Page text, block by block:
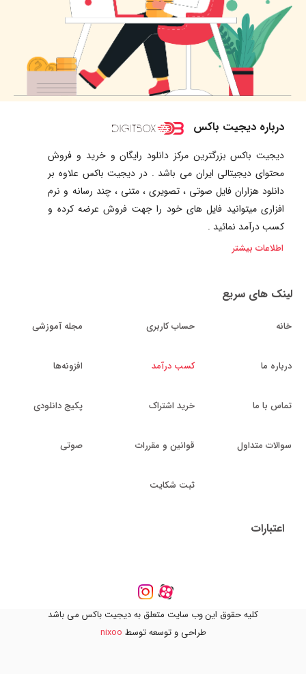
درباره دیجیت باکس
دیجیت باکس بزرگترین مرکز دانلود رایگان و خرید و فروش
محتوای دیجیتالی ایران می باشد . در دیجیت باکس علاوه بر
دانلود هزاران فایل صوتی ، تصویری ، متنی ، چند رسانه و نرم
افزاری میتوانید فایل های خود را جهت فروش عرضه کرده و
کسب درآمد نمائید .
اطلاعات بیشتر
لینک های سریع
خانه
درباره ما
تماس با ما
سوالات متداول
حساب کاربری
کسب درآمد
خرید اشتراک
قوانین و مقررات
ثبت شکایت
مجله آموزشی
افزونه‌ها
پکیج دانلودی
صوتی
اعتبارات
کلیه حقوق این وب سایت متعلق به دیجیت باکس می باشد
طراحی و توسعه توسط nixoo